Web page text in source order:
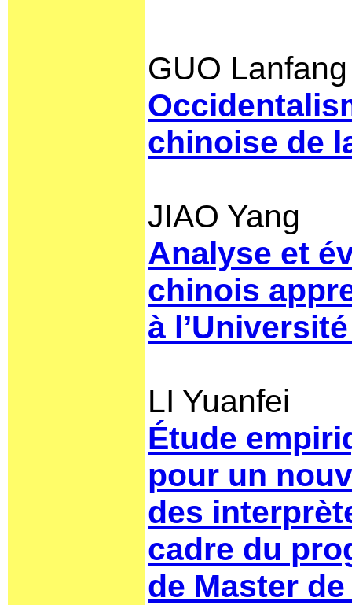
GUO Lanfang
chinoise de
JIAO Yang
Analyse et
chinois
à
LI Yuanfei
Étude
pour un
des
cadre du
de Master